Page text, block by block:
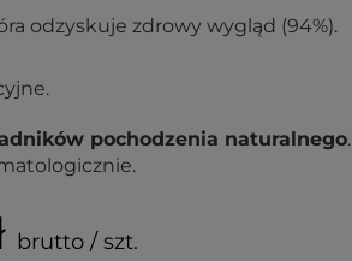
odzyskuje zdrowy wygląd (94%).
pochodzenia naturalnego.
brutto / szt.